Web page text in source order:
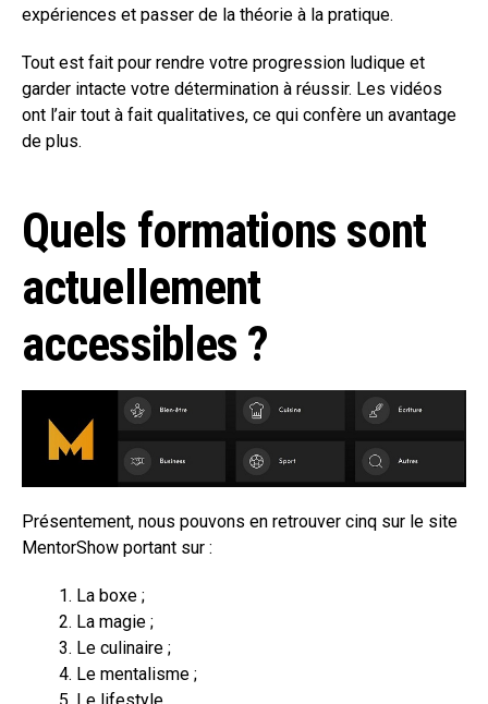
expériences et passer de la théorie à la pratique.
Tout est fait pour rendre votre progression ludique et
garder intacte votre détermination à réussir. Les vidéos
ont l’air tout à fait qualitatives, ce qui confère un avantage
de plus.
Quels formations sont
actuellement
accessibles ?
Présentement, nous pouvons en retrouver cinq sur le site
MentorShow portant sur :
La boxe ;
La magie ;
Le culinaire ;
Le mentalisme ;